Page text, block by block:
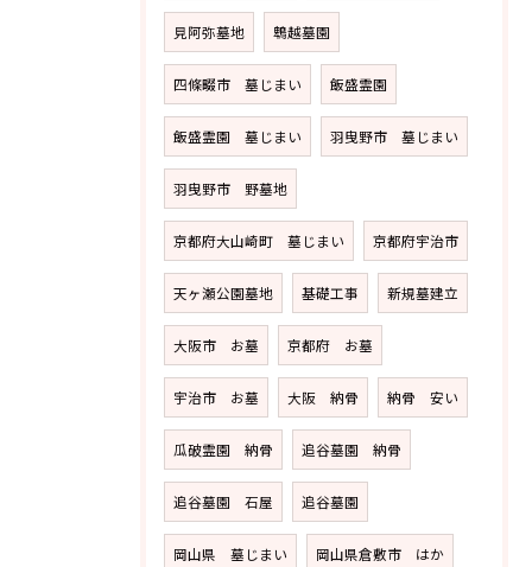
見阿弥墓地 鵯越墓園
四條畷市 墓じまい 飯盛霊園
飯盛霊園 墓じまい 羽曳野市 墓じまい
羽曳野市 野墓地
京都府大山崎町 墓じまい 京都府宇治市
天ヶ瀬公園墓地 基礎工事 新規墓建立
大阪市 お墓 京都府 お墓
宇治市 お墓 大阪 納骨 納骨 安い
瓜破霊園 納骨 追谷墓園 納骨
追谷墓園 石屋 追谷墓園
岡山県 墓じまい 岡山県倉敷市 はか